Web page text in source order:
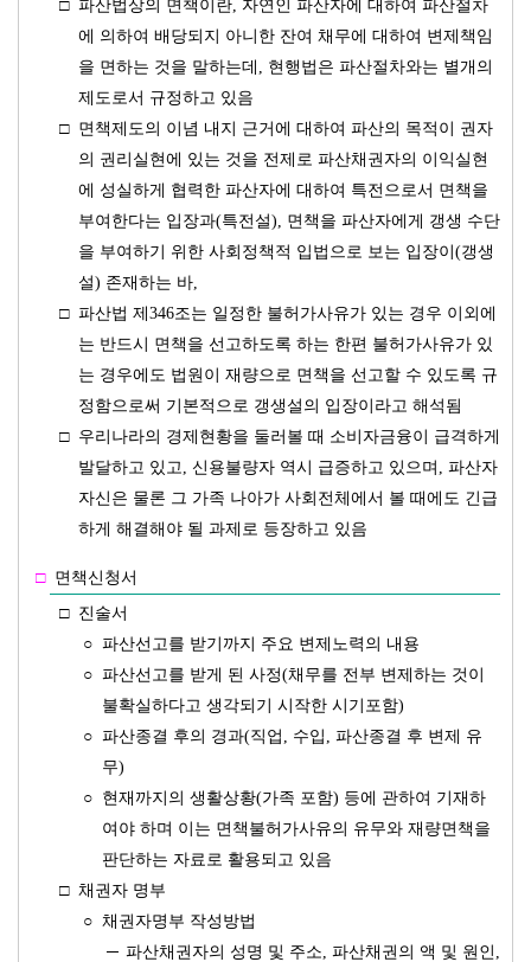
□ 파산법상의 면책이란, 자연인 파산자에 대하여 파산절차
에 의하여 배당되지 아니한 잔여 채무에 대하여 변제책임
을 면하는 것을 말하는데, 현행법은 파산절차와는 별개의
제도로서 규정하고 있음
□ 면책제도의 이념 내지 근거에 대하여 파산의 목적이 권자
의 권리실현에 있는 것을 전제로 파산채권자의 이익실현
에 성실하게 협력한 파산자에 대하여 특전으로서 면책을
부여한다는 입장과(특전설), 면책을 파산자에게 갱생 수단
을 부여하기 위한 사회정책적 입법으로 보는 입장이(갱생
설) 존재하는 바,
□ 파산법 제346조는 일정한 불허가사유가 있는 경우 이외에
는 반드시 면책을 선고하도록 하는 한편 불허가사유가 있
는 경우에도 법원이 재량으로 면책을 선고할 수 있도록 규
정함으로써 기본적으로 갱생설의 입장이라고 해석됨
□ 우리나라의 경제현황을 둘러볼 때 소비자금융이 급격하게
발달하고 있고, 신용불량자 역시 급증하고 있으며, 파산자
자신은 물론 그 가족 나아가 사회전체에서 볼 때에도 긴급
하게 해결해야 될 과제로 등장하고 있음
□ 면책신청서
□ 진술서
○ 파산선고를 받기까지 주요 변제노력의 내용
○ 파산선고를 받게 된 사정(채무를 전부 변제하는 것이
불확실하다고 생각되기 시작한 시기포함)
○ 파산종결 후의 경과(직업, 수입, 파산종결 후 변제 유
무)
○ 현재까지의 생활상황(가족 포함) 등에 관하여 기재하
여야 하며 이는 면책불허가사유의 유무와 재량면책을
판단하는 자료로 활용되고 있음
□ 채권자 명부
○ 채권자명부 작성방법
─ 파산채권자의 성명 및 주소, 파산채권의 액 및 원인,